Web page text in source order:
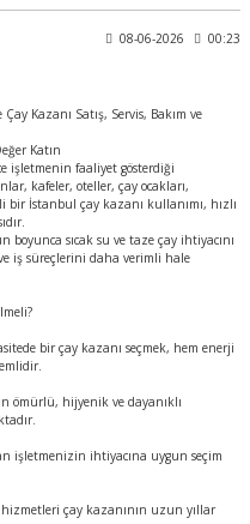
08-06-2026 00:23
Kazanı Satış, Servis, Bakım ve
Katın
işletmenin faaliyet gösterdiği
kafeler, oteller, çay ocakları,
İstanbul çay kazanı kullanımı, hızlı
boyunca sıcak su ve taze çay ihtiyacını
iş süreçlerini daha verimli hale
bir çay kazanı seçmek, hem enerji
ömürlü, hijyenik ve dayanıklı
işletmenizin ihtiyacına uygun seçim
hizmetleri çay kazanının uzun yıllar